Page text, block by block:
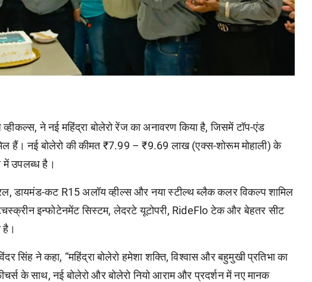
व्हीकल्स, ने नई महिंद्रा बोलेरो रेंज का अनावरण किया है, जिसमें टॉप-एंड
हैं। नई बोलेरो की कीमत ₹7.99 – ₹9.69 लाख (एक्स-शोरूम मोहाली) के
में उपलब्ध है।
डायमंड-कट R15 अलॉय व्हील्स और नया स्टील्थ ब्लैक कलर विकल्प शामिल
इन्फोटेनमेंट सिस्टम, लेदरटे यूटोपरी, RideFlo टेक और बेहतर सीट
है।
सिंह ने कहा, “महिंद्रा बोलेरो हमेशा शक्ति, विश्वास और बहुमुखी प्रतिभा का
के साथ, नई बोलेरो और बोलेरो नियो आराम और प्रदर्शन में नए मानक